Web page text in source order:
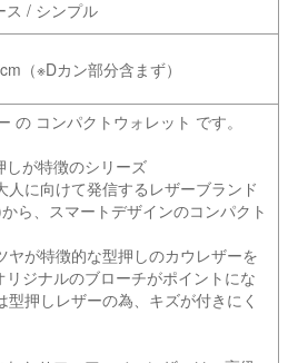
ス / シンプル
（※Dカン部分含まず）
の コンパクトウォレット です。
が特徴のシリーズ
人に向けて発信するレザーブランド
ら、スマートデザインのコンパクト
ヤが特徴的な型押しのカウレザーを
ジナルのブローチがポイントにな
型押しレザーの為、キズが付きにく